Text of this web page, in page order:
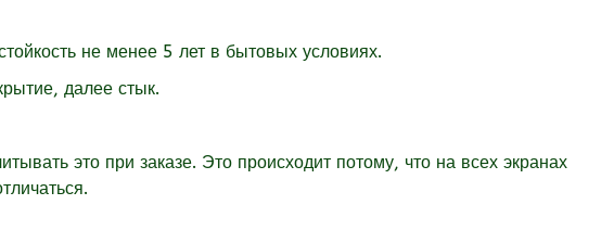
не менее 5 лет в бытовых условиях.
далее стык.
это при заказе. Это происходит потому, что на всех экранах